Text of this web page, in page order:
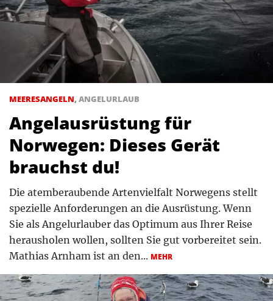
MEERESANGELN, ANGELURLAUB
Angelausrüstung für
Norwegen: Dieses Gerät
brauchst du!
Die atemberaubende Artenvielfalt Norwegens stellt
spezielle Anforderungen an die Ausrüstung. Wenn
Sie als Angelurlauber das Optimum aus Ihrer Reise
herausholen wollen, sollten Sie gut vorbereitet sein.
Mathias Arnham ist an den... MEHR